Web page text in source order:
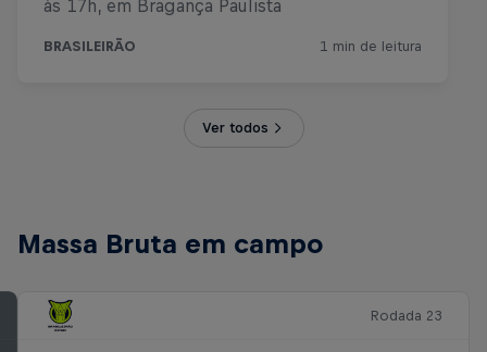
Ver todos
Massa Bruta em campo
Rodada 23